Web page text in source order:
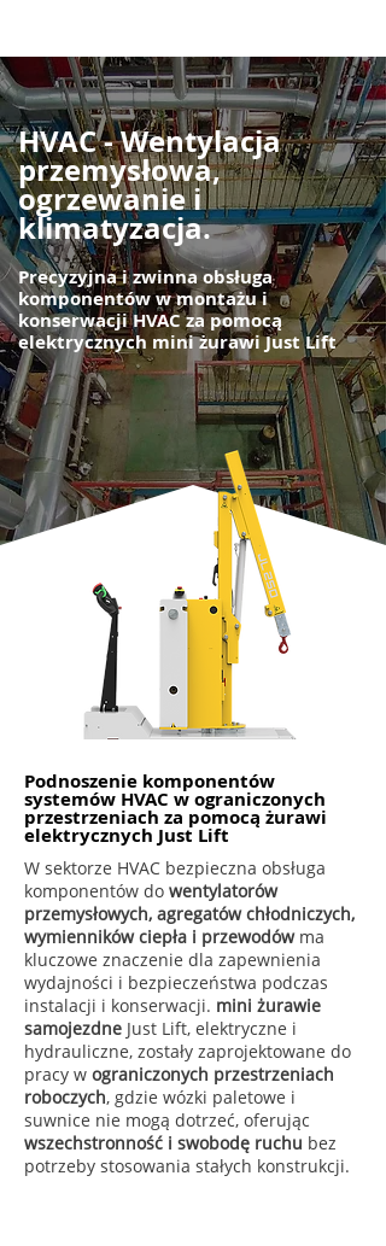
HVAC - Wentylacja
przemysłowa,
ogrzewanie i
klimatyzacja.
Precyzyjna i zwinna obsługa
komponentów w montażu i
konserwacji HVAC za pomocą
elektrycznych mini żurawi Just Lift
Podnoszenie komponentów
systemów HVAC w ograniczonych
przestrzeniach za pomocą żurawi
elektrycznych Just Lift
W sektorze HVAC bezpieczna obsługa
komponentów do wentylatorów
przemysłowych, agregatów chłodniczych,
wymienników ciepła i przewodówma
kluczowe znaczenie dla zapewnienia
wydajności i bezpieczeństwa podczas
instalacji i konserwacji. mini żurawie
samojezdne Just Lift, elektryczne i
hydrauliczne, zostały zaprojektowane do
pracy w ograniczonych przestrzeniach
roboczych, gdzie wózki paletowe i
suwnice nie mogą dotrzeć, oferując
wszechstronność i swobodę ruchu bez
potrzeby stosowania stałych konstrukcji.